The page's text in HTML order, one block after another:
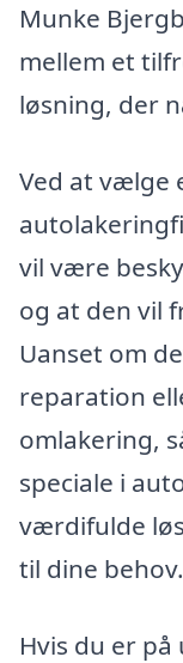
Munke
mellem et
løsning, der
Ved at vælge
vil være
og at den vil
Uanset om
reparation
omlakering,
speciale i
værdifulde
til dine behov.
Hvis du er